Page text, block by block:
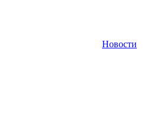
Новости